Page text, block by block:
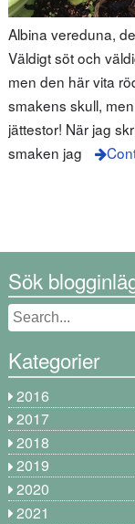
Albina vereduna,
Väldigt söt och
men den här vita
smakens skull,
jättestor! När jag
smaken jag
Sök
Kategorier
2016
2017
2018
2019
2020
2021